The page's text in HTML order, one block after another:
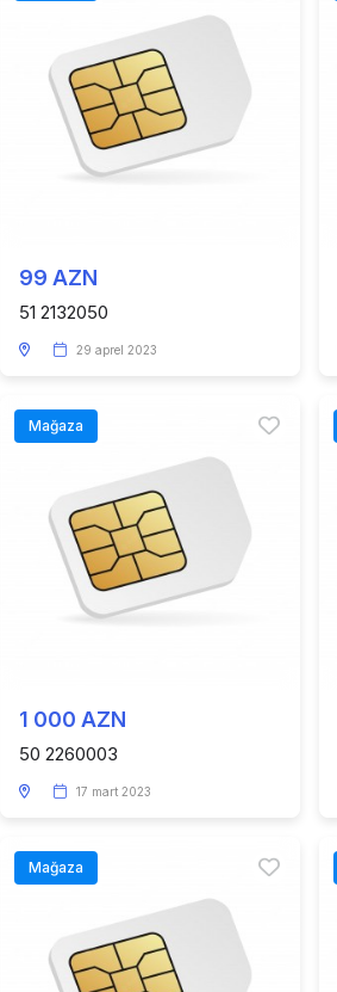
99 AZN
51 2132050
29 aprel 2023
Mağaza
1 000 AZN
50 2260003
17 mart 2023
Mağaza